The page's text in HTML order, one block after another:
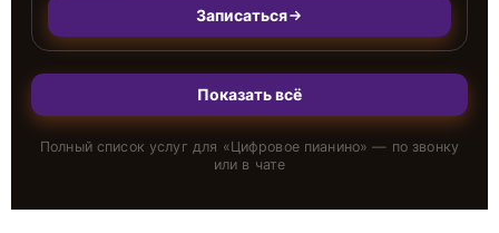
Записаться
Показать всё
Полный список услуг для «Цифровое пианино» — по звонку
или в чате